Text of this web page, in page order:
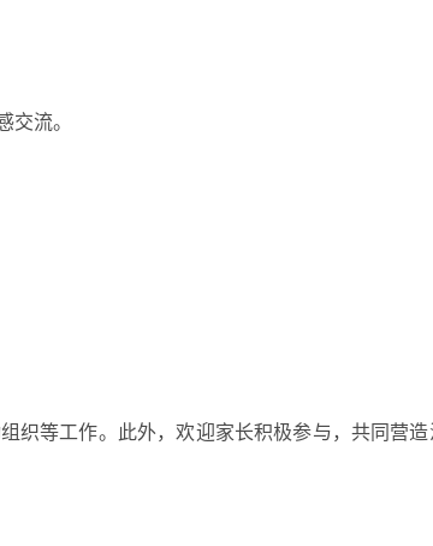
交流。
织等工作。此外，欢迎家长积极参与，共同营